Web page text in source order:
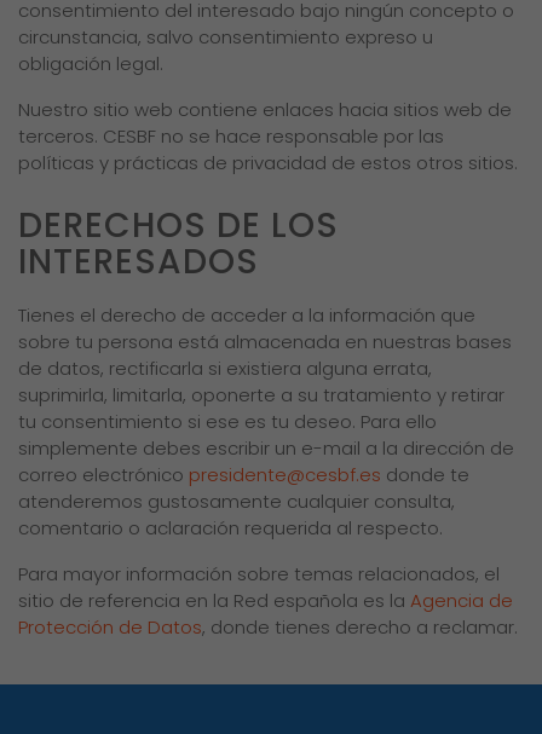
consentimiento del interesado bajo ningún concepto o
circunstancia, salvo consentimiento expreso u
obligación legal.
Nuestro sitio web contiene enlaces hacia sitios web de
terceros. CESBF no se hace responsable por las
políticas y prácticas de privacidad de estos otros sitios.
DERECHOS DE LOS
INTERESADOS
Tienes el derecho de acceder a la información que
sobre tu persona está almacenada en nuestras bases
de datos, rectificarla si existiera alguna errata,
suprimirla, limitarla, oponerte a su tratamiento y retirar
tu consentimiento si ese es tu deseo. Para ello
simplemente debes escribir un e-mail a la dirección de
correo electrónico presidente@cesbf.es donde te
atenderemos gustosamente cualquier consulta,
comentario o aclaración requerida al respecto.
Para mayor información sobre temas relacionados, el
sitio de referencia en la Red española es la Agencia de
Protección de Datos, donde tienes derecho a reclamar.